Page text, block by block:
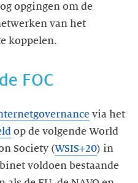
opgingen om de
van het
koppelen.
FOC
via het
op de volgende World
Society (WSIS+20) in
voldoen bestaande